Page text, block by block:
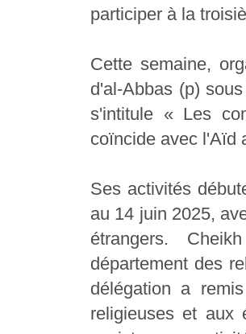
participer à la
Cette semaine,
d'al-Abbas (p)
s'intitule « Les
coïncide avec l'Aïd
Ses activités
au 14 juin 2025,
étrangers.
département des
délégation a
religieuses et aux